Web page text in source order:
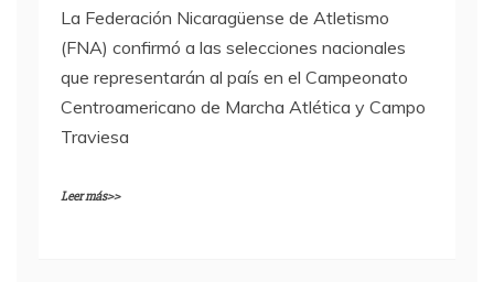
La Federación Nicaragüense de Atletismo
(FNA) confirmó a las selecciones nacionales
que representarán al país en el Campeonato
Centroamericano de Marcha Atlética y Campo
Traviesa
Leer más>>